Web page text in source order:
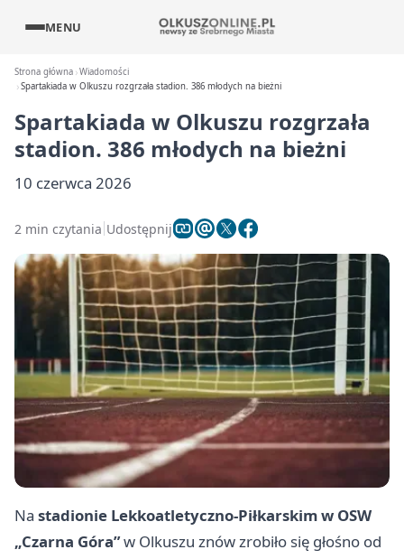
MENU
Strona główna Wiadomości
Spartakiada w Olkuszu rozgrzała stadion. 386 młodych na bieżni
Spartakiada w Olkuszu rozgrzała
stadion. 386 młodych na bieżni
10 czerwca 2026
2 min czytania Udostępnij
Na stadionie Lekkoatletyczno-Piłkarskim w OSW
„Czarna Góra”w Olkuszu znów zrobiło się głośno od